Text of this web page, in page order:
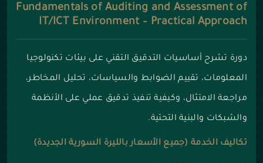
Fundamentals of Auditing and Assessment of
IT/ICT Environment – Practical Approach
دورة تشرح أساسيات التدقيق التقني على بيئات تكنولوجيا
المعلومات، تقييم الضوابط والسياسات، تحليل المخاطر،
مراجعة الامتثال، وكيفية تنفيذ تدقيق عملي على الأنظمة
والشبكات والبنية التحتية.
تكاليف الخدمة (جميع الأسعار بالليرة السورية الجديدة)